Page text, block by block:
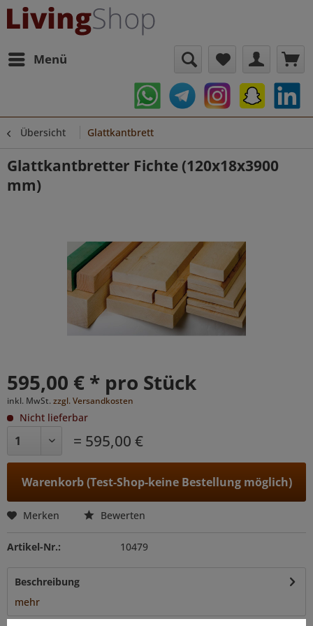
Menü
Übersicht Glattkantbrett
Glattkantbretter Fichte (120x18x3900
mm)
595,00 € * pro Stück
inkl. MwSt. zzgl. Versandkosten
Nicht lieferbar
= 595,00 €
Warenkorb (Test-Shop-keine Bestellung möglich)
Merken Bewerten
Artikel-Nr.: 10479
Beschreibung
mehr